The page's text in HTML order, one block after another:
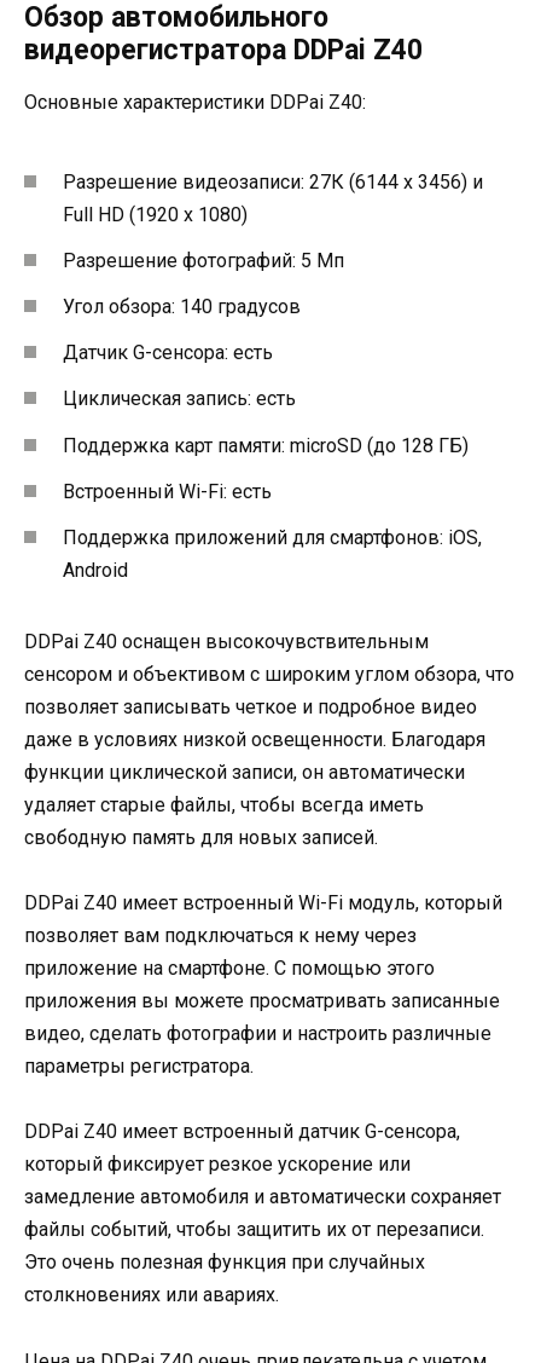
Обзор автомобильного
видеорегистратора DDPai Z40
Основные характеристики DDPai Z40:
Разрешение видеозаписи: 27К (6144 x 3456) и
Full HD (1920 x 1080)
Разрешение фотографий: 5 Мп
Угол обзора: 140 градусов
Датчик G-сенсора: есть
Циклическая запись: есть
Поддержка карт памяти: microSD (до 128 ГБ)
Встроенный Wi-Fi: есть
Поддержка приложений для смартфонов: iOS,
Android
DDPai Z40 оснащен высокочувствительным
сенсором и объективом с широким углом обзора, что
позволяет записывать четкое и подробное видео
даже в условиях низкой освещенности. Благодаря
функции циклической записи, он автоматически
удаляет старые файлы, чтобы всегда иметь
свободную память для новых записей.
DDPai Z40 имеет встроенный Wi-Fi модуль, который
позволяет вам подключаться к нему через
приложение на смартфоне. С помощью этого
приложения вы можете просматривать записанные
видео, сделать фотографии и настроить различные
параметры регистратора.
DDPai Z40 имеет встроенный датчик G-сенсора,
который фиксирует резкое ускорение или
замедление автомобиля и автоматически сохраняет
файлы событий, чтобы защитить их от перезаписи.
Это очень полезная функция при случайных
столкновениях или авариях.